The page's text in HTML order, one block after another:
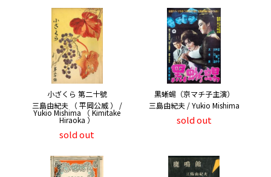
小ざくら 第二十號
三島由紀夫 （ 平岡公威 ） /
Yukio Mishima （ Kimitake
Hiraoka ）
sold out
黒蜥蜴（京マチ子主演）
三島由紀夫 / Yukio Mishima
sold out